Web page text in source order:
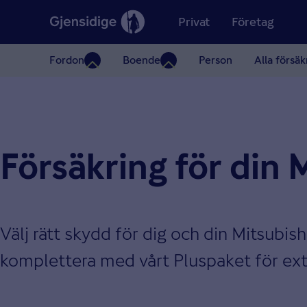
Privat
Fordon Boende Person Alla
Företag
Försäkring för din
Välj rätt skydd för dig och din
komplettera med vårt Pluspaket för